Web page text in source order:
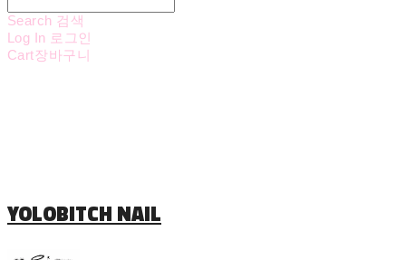
Search 검색
Log In 로그인
Cart장바구니
YOLOBITCH NAIL